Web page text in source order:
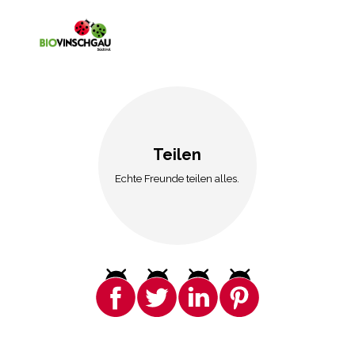
Teilen
Echte Freunde teilen alles.